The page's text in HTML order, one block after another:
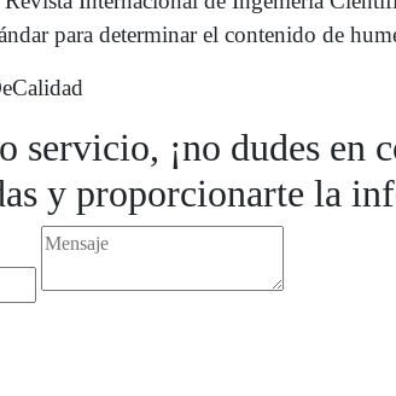
para determinar el contenido de
¡no dudes en
y proporcionarte la